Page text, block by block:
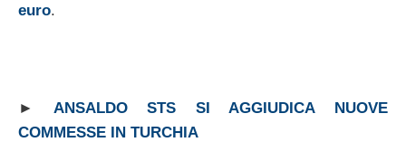
euro.
► ANSALDO STS SI AGGIUDICA NUOVE
COMMESSE IN TURCHIA